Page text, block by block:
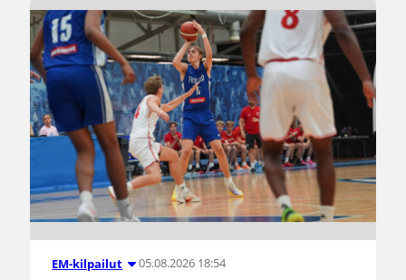
EM-kilpailut 05.08.2026 18:54